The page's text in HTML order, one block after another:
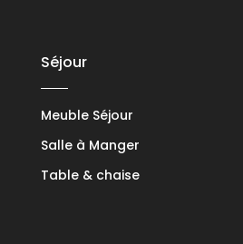
Séjour
Meuble Séjour
Salle à Manger
Table & chaise